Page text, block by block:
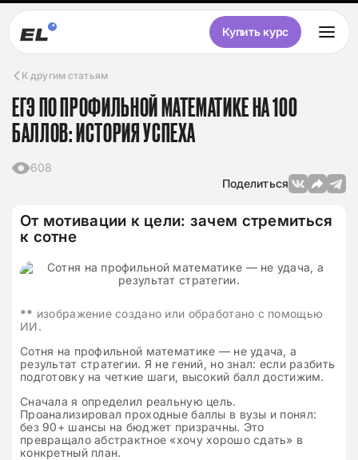
Купить курс
К другим статьям
ЕГЭ ПО ПРОФИЛЬНОЙ МАТЕМАТИКЕ НА 100
БАЛЛОВ: ИСТОРИЯ УСПЕХА
608
Поделиться
От мотивации к цели: зачем стремиться
к сотне
** изображение создано или обработано с помощью
ИИ.
Сотня на профильной математике — не удача, а
результат стратегии. Я не гений, но знал: если разбить
подготовку на четкие шаги, высокий балл достижим.
Сначала я определил реальную цель.
Проанализировал проходные баллы в вузы и понял:
без 90+ шансы на бюджет призрачны. Это
превращало абстрактное «хочу хорошо сдать» в
конкретный план.